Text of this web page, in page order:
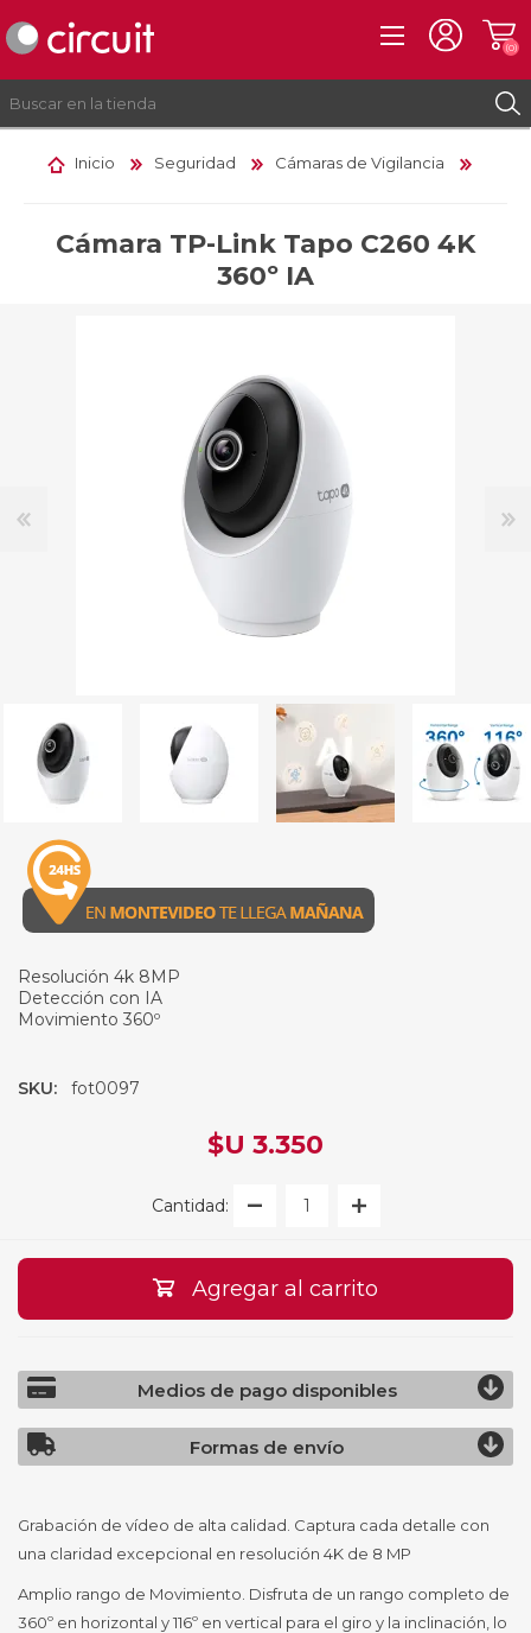
INICIAR SESIÓN
(0)
Inicio Seguridad Cámaras de Vigilancia
Cámara TP-Link Tapo C260 4K
360º IA
Resolución 4k 8MP
Detección con IA
Movimiento 360º
SKU: fot0097
$U 3.350
Cantidad:
Agregar al carrito
Medios de pago disponibles
Formas de envío
Grabación de vídeo de alta calidad. Captura cada detalle con
una claridad excepcional en resolución 4K de 8 MP
Amplio rango de Movimiento. Disfruta de un rango completo de
360º en horizontal y 116º en vertical para el giro y la inclinación, lo